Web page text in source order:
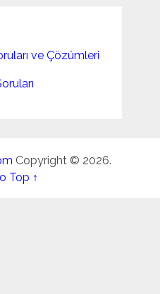
ve Çözümleri
Copyright © 2026.
Top ↑